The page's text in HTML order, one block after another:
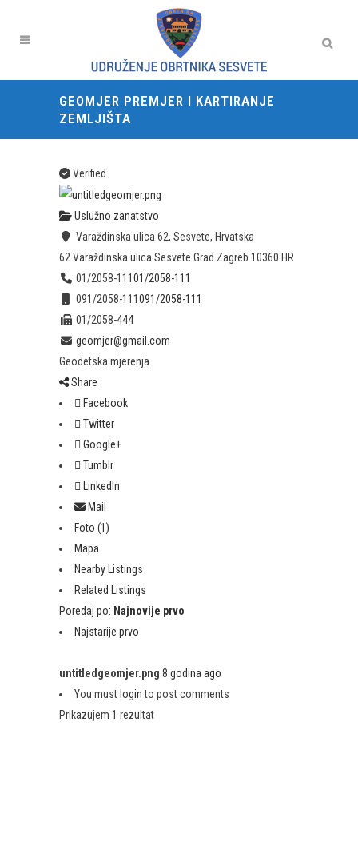
GEOMJER PREMJER I KARTIRANJE
ZEMLJIŠTA
Verified
Uslužno zanatstvo
Varaždinska ulica 62, Sesvete, Hrvatska
62 Varaždinska ulicaSesvete Grad Zagreb 10360 HR
01/2058-11101/2058-111
091/2058-111091/2058-111
01/2058-444
geomjer@gmail.com
Geodetska mjerenja
Share
Facebook
Twitter
Google+
Tumblr
LinkedIn
Mail
Foto (1)
Mapa
Nearby Listings
Related Listings
Poredaj po: Najnovije prvo
Najstarije prvo
untitledgeomjer.png 8 godina ago
You must loginto post comments
Prikazujem 1 rezultat